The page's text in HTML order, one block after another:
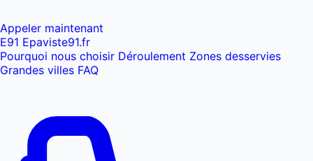
Appeler maintenant
E91 Epaviste91.fr
Pourquoi nous choisir Déroulement Zones desservies
Grandes villes FAQ